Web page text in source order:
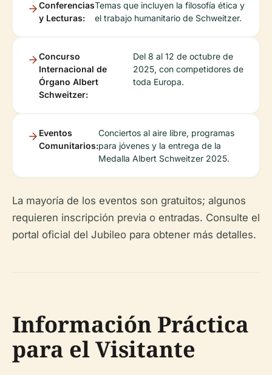
Conferencias
y Lecturas:
Temas que incluyen la filosofía ética y
el trabajo humanitario de Schweitzer.
Concurso
Internacional de
Órgano Albert
Schweitzer:
Del 8 al 12 de octubre de
2025, con competidores de
toda Europa.
Eventos
Comunitarios:
Conciertos al aire libre, programas
para jóvenes y la entrega de la
Medalla Albert Schweitzer 2025.
La mayoría de los eventos son gratuitos; algunos
requieren inscripción previa o entradas. Consulte el
portal oficial del Jubileo para obtener más detalles.
Información Práctica
para el Visitante